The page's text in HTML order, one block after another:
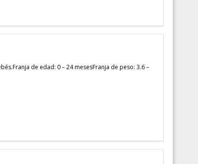
de edad: 0 – 24 mesesFranja de peso: 3.6 –